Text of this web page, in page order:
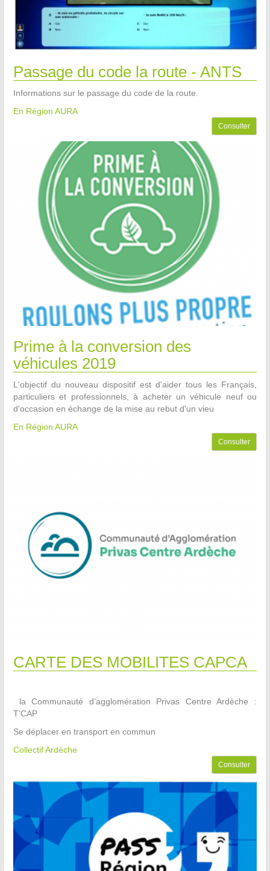
Passage du code la route - ANTS
Informations sur le passage du code de la route.
En Région AURA
Consulter
Prime à la conversion des
véhicules 2019
L'objectif du nouveau dispositif est d'aider tous les Français,
particuliers et professionnels, à acheter un véhicule neuf ou
d'occasion en échange de la mise au rebut d'un vieu
En Région AURA
Consulter
CARTE DES MOBILITES CAPCA
la Communauté d’agglomération Privas Centre Ardèche :
T’CAP
Se déplacer en transport en commun
Collectif Ardèche
Consulter